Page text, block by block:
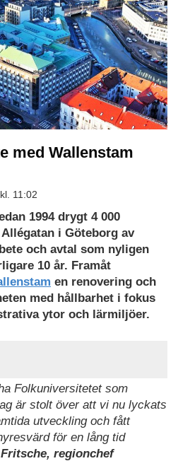
med Wallenstam
11:02
1994 drygt 4 000
i Göteborg av
och avtal som nyligen
10 år. Framåt
en renovering och
med hållbarhet i fokus
ytor och lärmiljöer.
Folkuniversitetet som
är stolt över att vi nu lyckats
utveckling och fått
för en lång tid
regionchef